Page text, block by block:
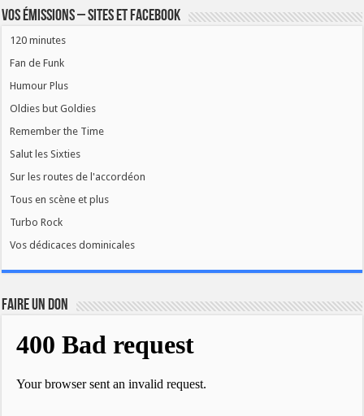
Vos émissions – Sites et Facebook
120 minutes
Fan de Funk
Humour Plus
Oldies but Goldies
Remember the Time
Salut les Sixties
Sur les routes de l'accordéon
Tous en scène et plus
Turbo Rock
Vos dédicaces dominicales
FAIRE UN DON